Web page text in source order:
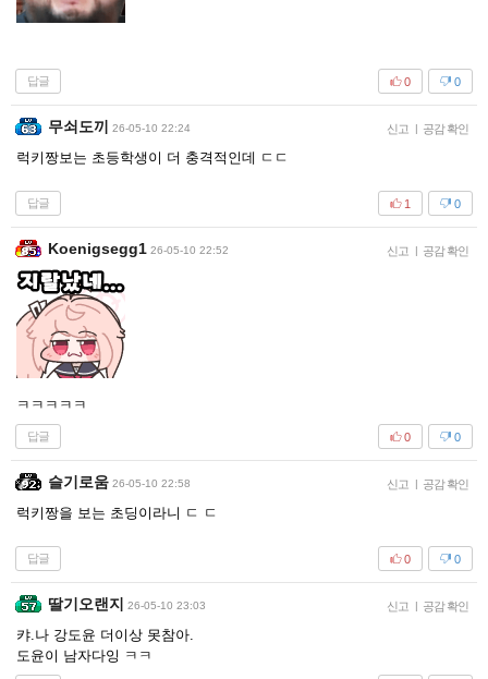
답글 0
0
무쇠도끼 26-05-10 22:24 신고 | 공감 확인
럭키짱보는 초등학생이 더 충격적인데 ㄷㄷ
답글 0
1
Koenigsegg1 26-05-10 22:52 신고 | 공감 확인
ㅋㅋㅋㅋㅋ
답글 0
0
슬기로움 26-05-10 22:58 신고 | 공감 확인
럭키짱을 보는 초딩이라니 ㄷ ㄷ
답글 0
0
딸기오랜지 26-05-10 23:03 신고 | 공감 확인
캬.나 강도윤 더이상 못참아.
도윤이 남자다잉 ㅋㅋ